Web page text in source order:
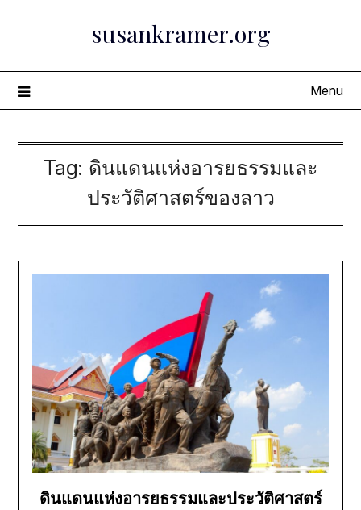
susankramer.org
Menu
Tag: ดินแดนแห่งอารยธรรมและ
ประวัติศาสตร์ของลาว
ดินแดนแห่งอารยธรรมและประวัติศาสตร์